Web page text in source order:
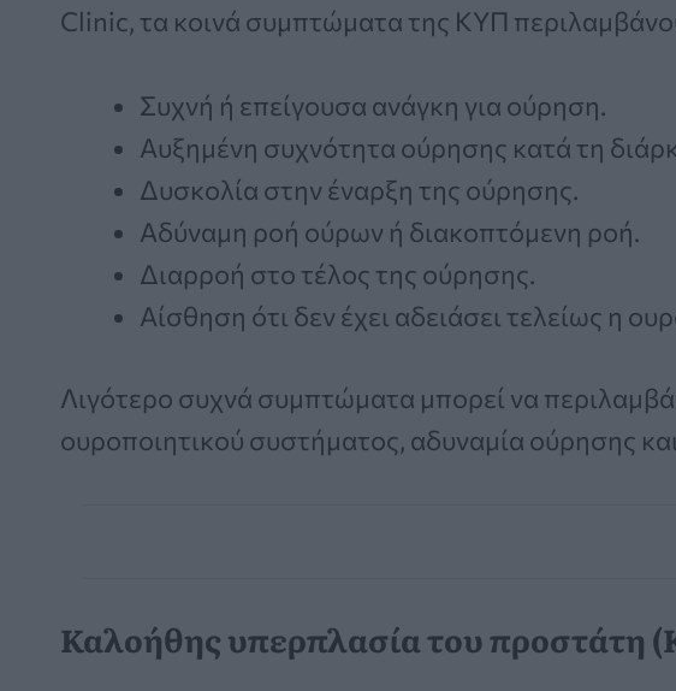
Clinic, τα κοινά συμπτώματα της ΚΥΠ
Συχνή ή επείγουσα ανάγκη για ούρηση.
Αυξημένη συχνότητα ούρησης κατά τη
Δυσκολία στην έναρξη της ούρησης.
Αδύναμη ροή ούρων ή διακοπτόμενη ροή.
Διαρροή στο τέλος της ούρησης.
Αίσθηση ότι δεν έχει αδειάσει τελείως η
Λιγότερο συχνά συμπτώματα μπορεί να
ουροποιητικού συστήματος, αδυναμία ούρησης
Καλοήθης υπερπλασία του προστάτη